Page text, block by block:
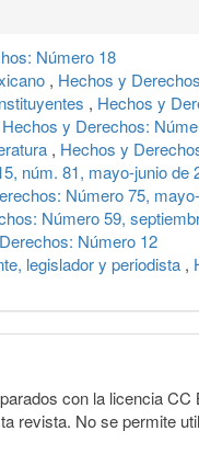
Número 18
, Hechos y
, Hechos y
Hechos y Derechos:
, Hechos y
núm. 81, mayo-junio de
Número 75,
Número 59,
Número 12
legislador y periodista ,
con la licencia
revista. No se permite